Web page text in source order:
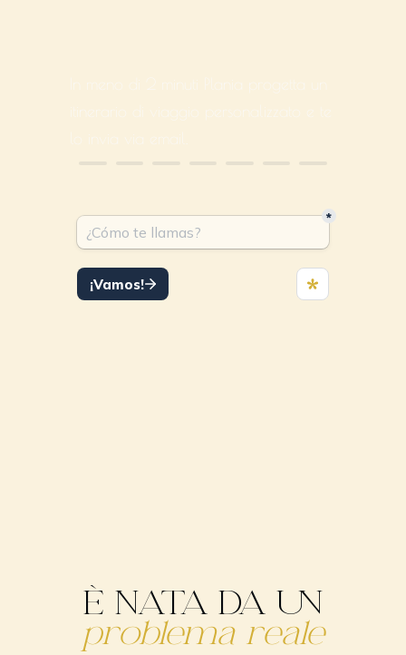
In meno di 2 minuti Plania progetta un
itinerario di viaggio personalizzato e te
lo invia via email.
È NATA DA UN
problema reale